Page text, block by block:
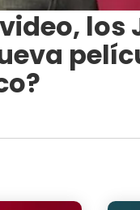
los